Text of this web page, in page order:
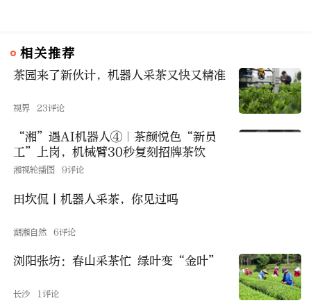
相关推荐
茶园来了新伙计，机器人采茶又快又精准
视界 23评论
“湘”遇AI机器人④｜茶颜悦色“新员
工”上岗，机械臂30秒复刻招牌茶饮
湘视轮播图 9评论
田坎侃丨机器人采茶，你见过吗
湖湘自然 6评论
浏阳张坊：春山采茶忙 绿叶变“金叶”
长沙 1评论